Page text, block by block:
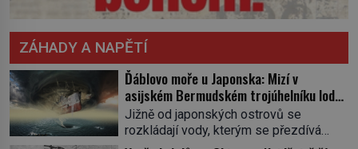
ZÁHADY A NAPĚTÍ
Ďáblovo moře u Japonska: Mizí v
asijském Bermudském trojúhelníku lodě
ve spárech neznámé síly?
Jižně od japonských ostrovů se
rozkládají vody, kterým se přezdívá